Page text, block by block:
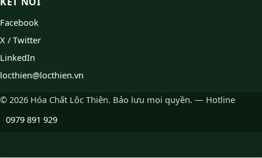
Facebook
X / Twitter
LinkedIn
locthien@locthien.vn
© 2026 Hóa Chất Lộc Thiên. Bảo lưu mọi quyền. — Hotline
0979 891 929